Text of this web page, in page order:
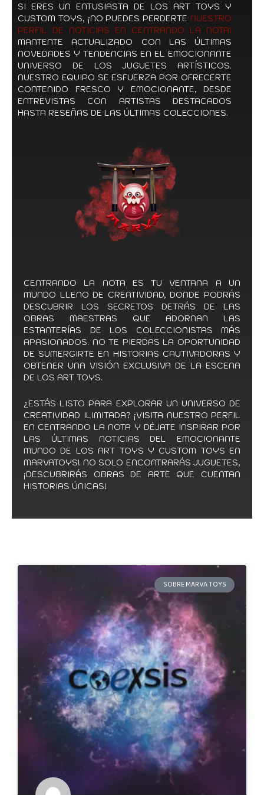
SI ERES UN ENTUSIASTA DE LOS ART TOYS Y
CUSTOM TOYS, ¡NO PUEDES PERDERTE NUESTRO
PERFIL DE NOTICIAS EN CENTRANDO LA NOTA!
MANTENTE ACTUALIZADO CON LAS ÚLTIMAS
NOVEDADES Y TENDENCIAS EN EL EMOCIONANTE
UNIVERSO DE LOS JUGUETES ARTÍSTICOS.
NUESTRO EQUIPO SE ESFUERZA POR OFRECERTE
CONTENIDO FRESCO Y EMOCIONANTE, DESDE
ENTREVISTAS CON ARTISTAS DESTACADOS
HASTA RESEÑAS DE LAS ÚLTIMAS COLECCIONES.
CENTRANDO LA NOTA ES TU VENTANA A UN
MUNDO LLENO DE CREATIVIDAD, DONDE PODRÁS
DESCUBRIR LOS SECRETOS DETRÁS DE LAS
OBRAS MAESTRAS QUE ADORNAN LAS
ESTANTERÍAS DE LOS COLECCIONISTAS MÁS
APASIONADOS. NO TE PIERDAS LA OPORTUNIDAD
DE SUMERGIRTE EN HISTORIAS CAUTIVADORAS Y
OBTENER UNA VISIÓN EXCLUSIVA DE LA ESCENA
DE LOS ART TOYS.
¿ESTÁS LISTO PARA EXPLORAR UN UNIVERSO DE
CREATIVIDAD ILIMITADA? ¡VISITA NUESTRO PERFIL
EN CENTRANDO LA NOTA Y DÉJATE INSPIRAR POR
LAS ÚLTIMAS NOTICIAS DEL EMOCIONANTE
MUNDO DE LOS ART TOYS Y CUSTOM TOYS EN
MARVATOYS! NO SOLO ENCONTRARÁS JUGUETES,
¡DESCUBRIRÁS OBRAS DE ARTE QUE CUENTAN
HISTORIAS ÚNICAS!
SOBRE MARVA TOYS